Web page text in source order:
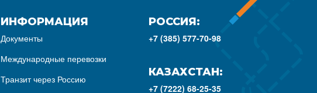
ИНФОРМАЦИЯ
Документы
Международные перевозки
Транзит через Россию
РОССИЯ:
+7 (385) 577-70-98
КАЗАХСТАН:
+7 (7222) 68-25-35